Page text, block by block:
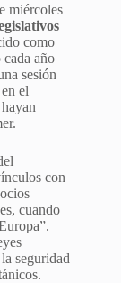
miércoles
como
año
sesión
el
con
cuando
seguridad